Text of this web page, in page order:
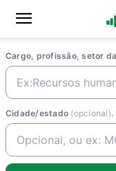
Cargo, profissão, setor
Cidade/estado (opcional).